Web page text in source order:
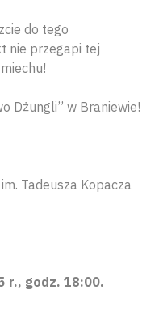
do tego
nie przegapi tej
Dżungli” w Braniewie!
Tadeusza Kopacza
r., godz. 18:00.